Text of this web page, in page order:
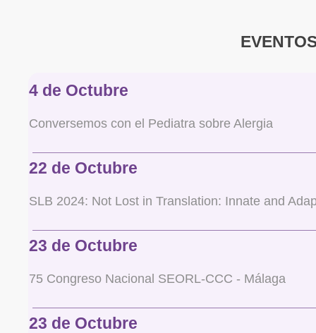
4 de Octubre
Conversemos con el Pediatra sobre Alergia
22 de Octubre
SLB 2024: Not Lost in Translation: Innate and
23 de Octubre
75 Congreso Nacional SEORL-CCC - Málaga
23 de Octubre